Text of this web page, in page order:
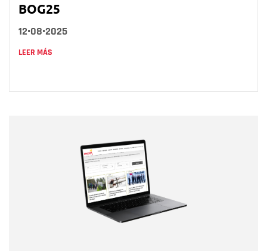
BOG25
12•08•2025
LEER MÁS
Correo electrónico
Tipo de comentario